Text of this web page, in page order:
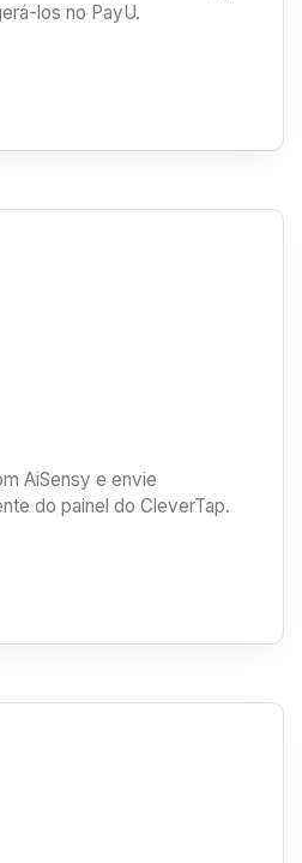
los no PayU.
AiSensy e envie
do painel do CleverTap.